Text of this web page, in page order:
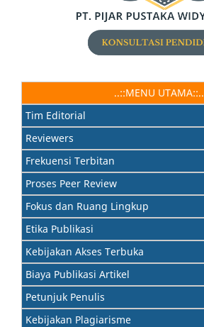
..::MENU UTAMA::..
Tim Editorial
Reviewers
Frekuensi Terbitan
Proses Peer Review
Fokus dan Ruang Lingkup
Etika Publikasi
Kebijakan Akses Terbuka
Biaya Publikasi Artikel
Petunjuk Penulis
Kebijakan Plagiarisme